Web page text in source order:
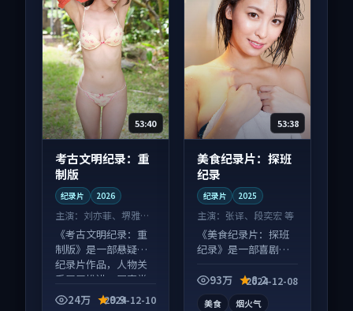
53:40
考古文明纪录：重
制版
纪录片 2026
主演： 刘亦菲、堺雅人
等
《考古文明纪录：重
制版》是一部悬疑向
纪录片作品，人物关
系层层推进，尾声常
有情绪落点。
24万 9.9
2024-12-10
53:38
美食纪录片：探班
纪录
纪录片 2025
主演： 张译、段奕宏 等
《美食纪录片：探班
纪录》是一部喜剧向
素齐全，观感爽快不
93万 8.2
2024-12-08
美食
烟火气